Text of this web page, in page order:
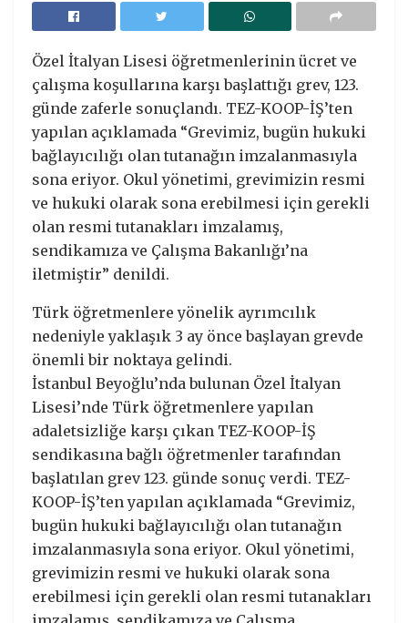
Özel İtalyan Lisesi öğretmenlerinin ücret ve
çalışma koşullarına karşı başlattığı grev, 123.
günde zaferle sonuçlandı. TEZ-KOOP-İŞ’ten
yapılan açıklamada “Grevimiz, bugün hukuki
bağlayıcılığı olan tutanağın imzalanmasıyla
sona eriyor. Okul yönetimi, grevimizin resmi
ve hukuki olarak sona erebilmesi için gerekli
olan resmi tutanakları imzalamış,
sendikamıza ve Çalışma Bakanlığı’na
iletmiştir” denildi.
Türk öğretmenlere yönelik ayrımcılık
nedeniyle yaklaşık 3 ay önce başlayan grevde
önemli bir noktaya gelindi.
İstanbul Beyoğlu’nda bulunan Özel İtalyan
Lisesi’nde Türk öğretmenlere yapılan
adaletsizliğe karşı çıkan TEZ-KOOP-İŞ
sendikasına bağlı öğretmenler tarafından
başlatılan grev 123. günde sonuç verdi. TEZ-
KOOP-İŞ’ten yapılan açıklamada “Grevimiz,
bugün hukuki bağlayıcılığı olan tutanağın
imzalanmasıyla sona eriyor. Okul yönetimi,
grevimizin resmi ve hukuki olarak sona
erebilmesi için gerekli olan resmi tutanakları